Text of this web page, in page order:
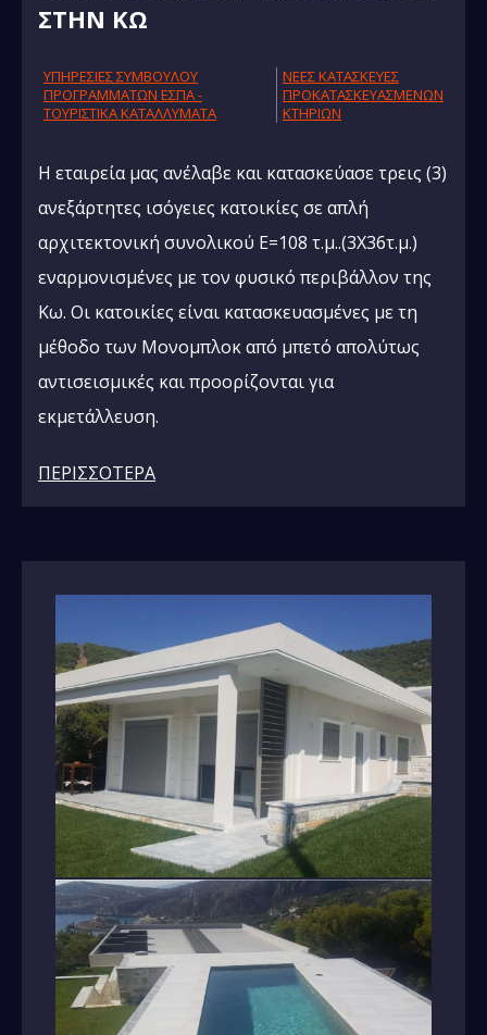
ΣΤΗΝ ΚΩ
ΥΠΗΡΕΣΙΕΣ ΣΥΜΒΟΥΛΟΥ
ΠΡΟΓΡΑΜΜΑΤΩΝ ΕΣΠΑ -
ΤΟΥΡΙΣΤΙΚΑ ΚΑΤΑΛΛΥΜΑΤΑ
NΕΕΣ ΚΑΤΑΣΚΕΥΕΣ
ΠΡΟΚΑΤΑΣΚΕΥΑΣΜΕΝΩΝ
ΚΤΗΡΙΩΝ
Η εταιρεία μας ανέλαβε και κατασκεύασε τρεις (3)
ανεξάρτητες ισόγειες κατοικίες σε απλή
αρχιτεκτονική συνολικού Ε=108 τ.μ..(3Χ36τ.μ.)
εναρμονισμένες με τον φυσικό περιβάλλον της
Κω. Οι κατοικίες είναι κατασκευασμένες με τη
μέθοδο των Μονομπλοκ από μπετό απολύτως
αντισεισμικές και προορίζονται για
εκμετάλλευση.
ΠΕΡΙΣΣΟΤΕΡΑ